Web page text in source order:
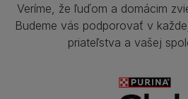
Veríme, že ľuďom a domácim
Budeme vás podporovať v
priateľstva a vašej